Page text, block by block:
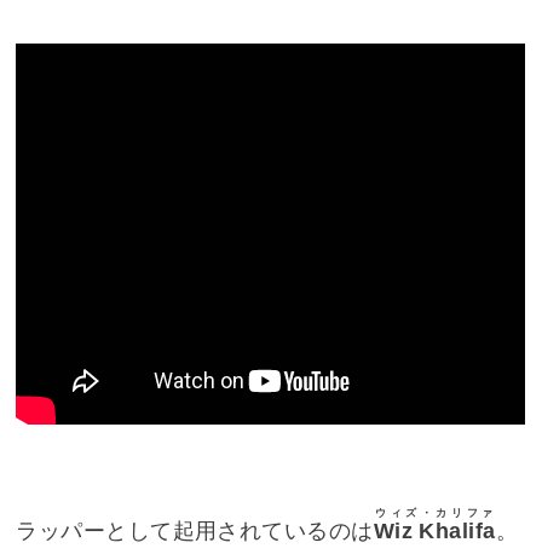
ラッパーとして起用されているのはWiz Khalifa
ウィズ・カリファ
。